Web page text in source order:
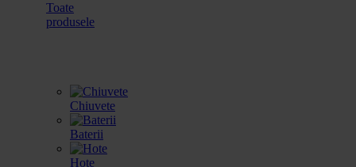
Toate
produsele
Chiuvete
Baterii
Hote